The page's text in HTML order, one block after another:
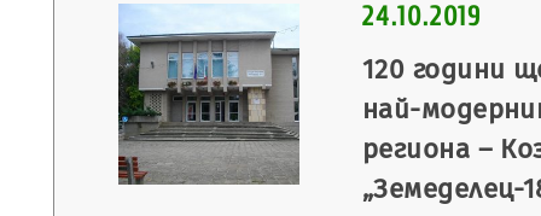
24.10.2019
120 години
най-
региона –
„Земеделец-